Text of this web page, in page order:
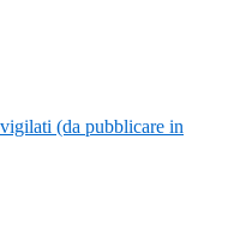
(da pubblicare in